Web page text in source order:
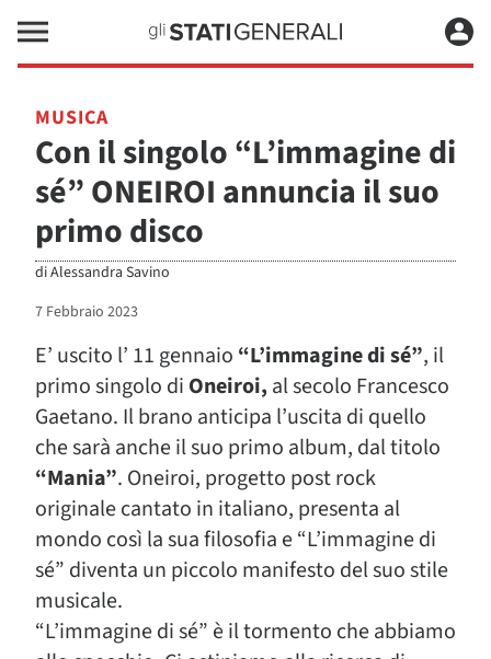
MUSICA
Con il singolo “L’immagine di
sé” ONEIROI annuncia il suo
primo disco
diAlessandra Savino
7 Febbraio 2023
E’ uscito l’ 11 gennaio “L’immagine di sé”, il
primo singolo di Oneiroi, al secolo Francesco
Gaetano. Il brano anticipa l’uscita di quello
che sarà anche il suo primo album, dal titolo
“Mania”. Oneiroi, progetto post rock
originale cantato in italiano, presenta al
mondo così la sua filosofia e “L’immagine di
sé” diventa un piccolo manifesto del suo stile
musicale.
“L’immagine di sé” è il tormento che abbiamo